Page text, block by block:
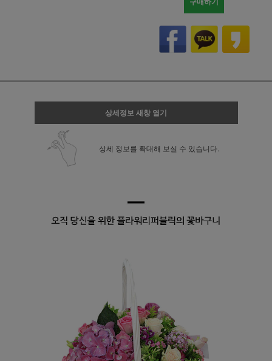
상세정보 새창 열기
상세 정보를 확대해 보실 수 있습니다.